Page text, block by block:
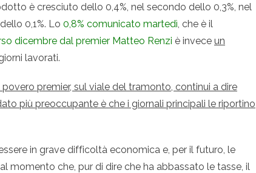
è cresciuto dello 0,4%, nel secondo dello 0,3%, nel
0,1%. Lo 0,8% comunicato martedì, che è il
dicembre dal premier Matteo Renzi è invece un
lavorati.
premier, sul viale del tramonto, continui a dire
più preoccupante è che i giornali principali le riportino
in grave difficoltà economica e, per il futuro, le
momento che, pur di dire che ha abbassato le tasse, il